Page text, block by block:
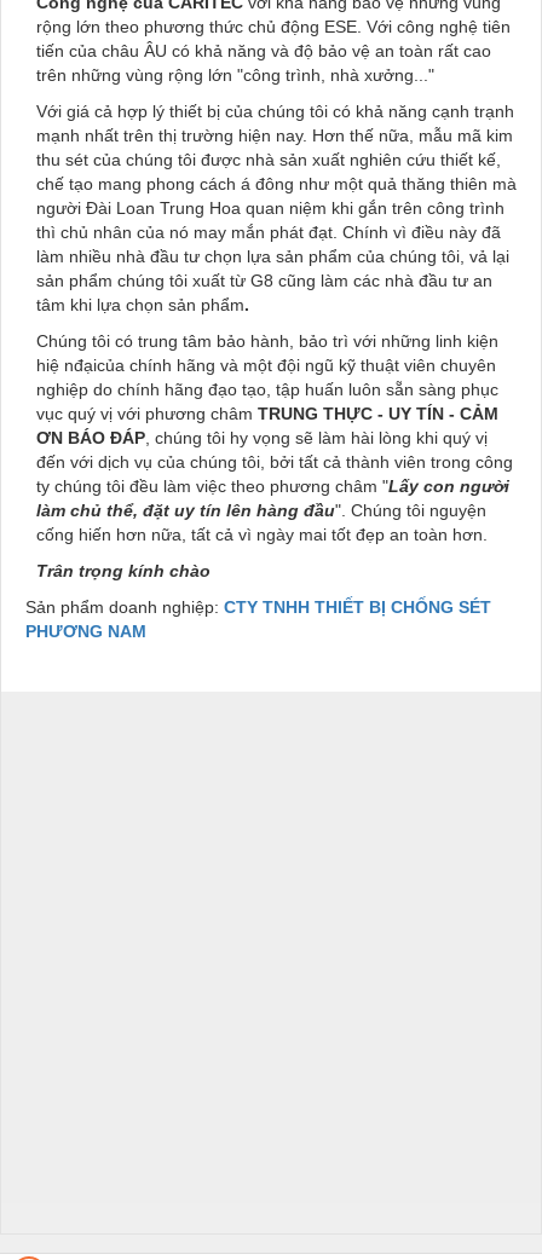
rộng lớn theo phương thức chủ động ESE. Với công nghệ tiên
tiến của châu ÂU có khả năng và độ bảo vệ an toàn rất cao
trên những vùng rộng lớn "công trình, nhà xưởng..."
Với giá cả hợp lý thiết bị của chúng tôi có khả năng cạnh trạnh
mạnh nhất trên thị trường hiện nay. Hơn thế nữa, mẫu mã kim
thu sét của chúng tôi được nhà sản xuất nghiên cứu thiết kế,
chế tạo mang phong cách á đông như một quả thăng thiên mà
người Đài Loan Trung Hoa quan niệm khi gắn trên công trình
thì chủ nhân của nó may mắn phát đạt. Chính vì điều này đã
làm nhiều nhà đầu tư chọn lựa sản phẩm của chúng tôi, vả lại
sản phẩm chúng tôi xuất từ G8 cũng làm các nhà đầu tư an
tâm khi lựa chọn sản phẩm.
Chúng tôi có trung tâm bảo hành, bảo trì với những linh kiện
hiệ nđạicủa chính hãng và một đội ngũ kỹ thuật viên chuyên
nghiệp do chính hãng đạo tạo, tập huấn luôn sẵn sàng phục
vục quý vị với phương châm TRUNG THỰC - UY TÍN - CẢM
ƠN BÁO ĐÁP , chúng tôi hy vọng sẽ làm hài lòng khi quý vị
đến với dịch vụ của chúng tôi, bởi tất cả thành viên trong công
ty chúng tôi đều làm việc theo phương châm "Lấy con người
làm chủ thể, đặt uy tín lên hàng đầu" . Chúng tôi nguyện
cống hiến hơn nữa, tất cả vì ngày mai tốt đẹp an toàn hơn.
Trân trọng kính chào
Sản phẩm doanh nghiệp: CTY TNHH THIẾT BỊ CHỐNG SÉT
PHƯƠNG NAM